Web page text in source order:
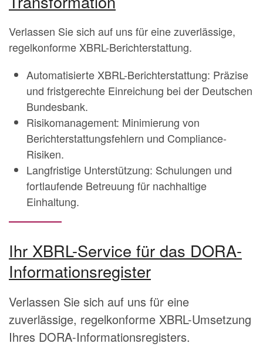
Verlassen Sie sich auf uns für eine zuverlässige,
regelkonforme XBRL-Berichterstattung.
Automatisierte XBRL-Berichterstattung: Präzise
und fristgerechte Einreichung bei der Deutschen
Bundesbank.
Risikomanagement: Minimierung von
Berichterstattungsfehlern und Compliance-
Risiken.
Langfristige Unterstützung: Schulungen und
fortlaufende Betreuung für nachhaltige
Einhaltung.
Ihr XBRL-Service für das DORA-
Informationsregister
Verlassen Sie sich auf uns für eine
zuverlässige, regelkonforme XBRL-Umsetzung
Ihres DORA-Informationsregisters.